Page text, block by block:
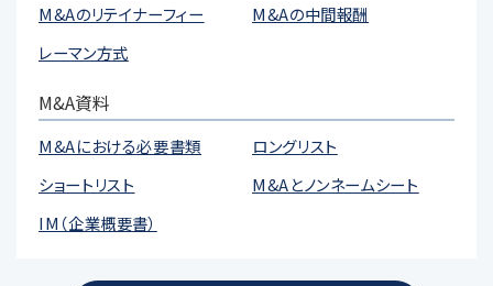
M&Aのリテイナーフィー
M&Aの中間報酬
レーマン方式
M&A資料
M&Aにおける必要書類
ロングリスト
ショートリスト
M&Aとノンネームシート
IM（企業概要書）